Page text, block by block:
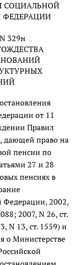
СОЦИАЛЬНОЙ
329н
от 11
Правил
дающей право на
пенсии по
27 и 28
пенсиях в
Федерации, 2002,
2007, N 26, ст.
N 13, ст. 1559) и
о Министерстве